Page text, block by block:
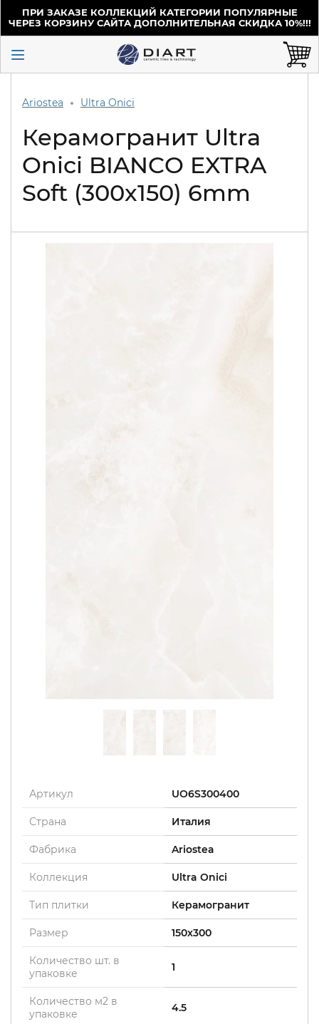
ПРИ ЗАКАЗЕ КОЛЛЕКЦИЙ КАТЕГОРИИ ПОПУЛЯРНЫЕ
ЧЕРЕЗ КОРЗИНУ САЙТА ДОПОЛНИТЕЛЬНАЯ СКИДКА 10%!!!
Ariostea Ultra Onici
Керамогранит Ultra
Onici BIANCO EXTRA
Soft (300x150) 6mm
Артикул UO6S300400
Страна Италия
Фабрика Ariostea
Коллекция Ultra Onici
Тип плитки Керамогранит
Размер 150x300
Количество шт. в
упаковке
1
Количество м2 в
упаковке
4.5